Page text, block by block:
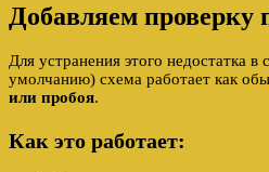
Добавляем проверку
Для устранения этого недостатка в
умолчанию) схема работает как
или пробоя.
Как это работает: